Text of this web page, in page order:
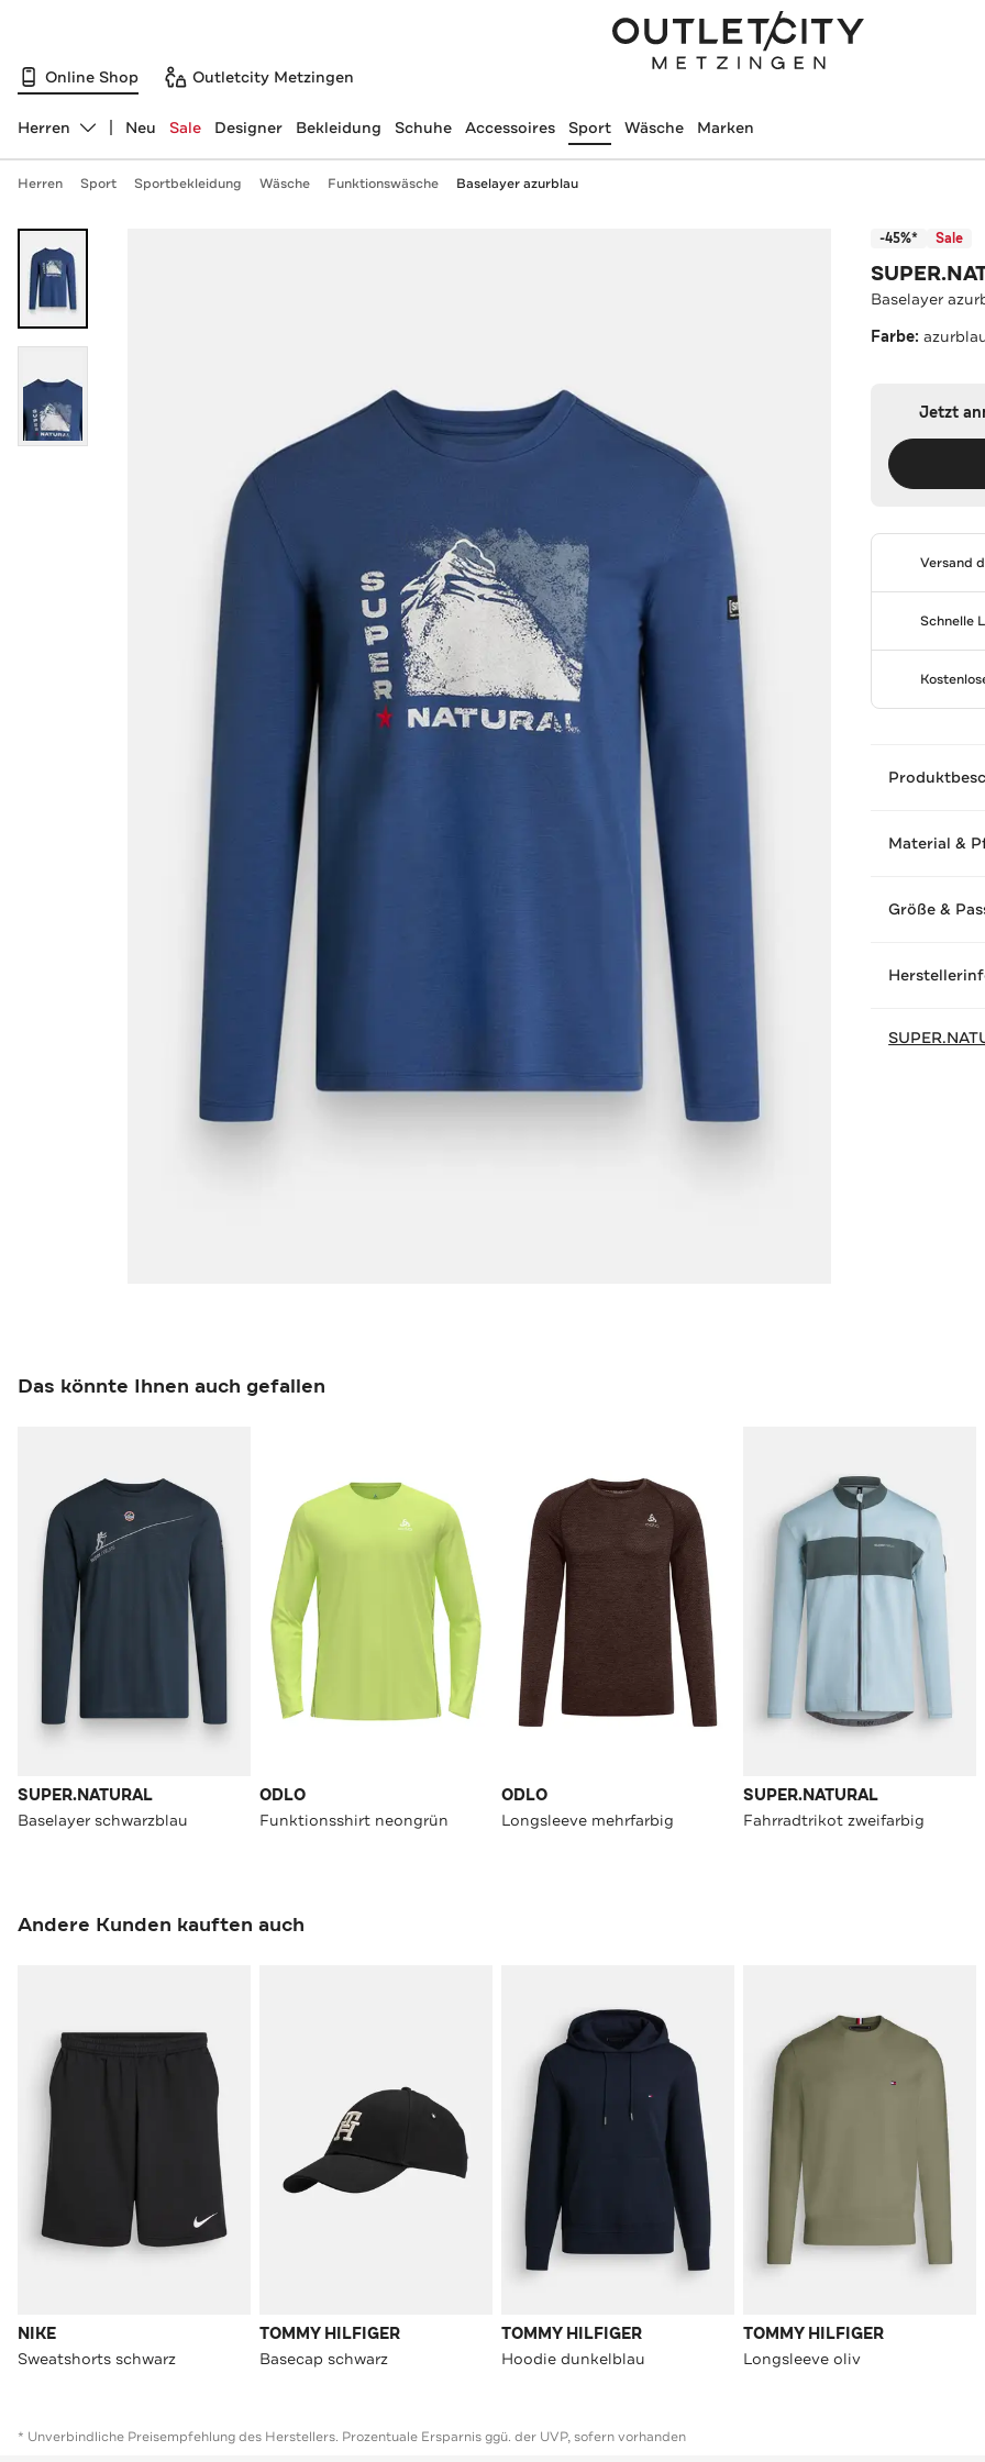
Online Shop Outletcity Metzingen
Abteilung ändern, ausgewählt:
Herren Neu Sale Designer Bekleidung Schuhe Accessoires Sport Wäsche Marken
Herren Sport Sportbekleidung Wäsche Funktionswäsche Baselayer azurblau
-45%* Sale
Baselayer
Farbe:
Jetzt
Versand
Schnelle
Material &
Größe &
Das könnte Ihnen auch gefallen
SUPER.NATURAL
Baselayer schwarzblau
ODLO
Funktionsshirt neongrün
ODLO
Longsleeve mehrfarbig
SUPER.NATURAL
Fahrradtrikot zweifarbig
Andere Kunden kauften auch
NIKE
Sweatshorts schwarz
TOMMY HILFIGER
Basecap schwarz
TOMMY HILFIGER
Hoodie dunkelblau
TOMMY HILFIGER
Longsleeve oliv
* Unverbindliche Preisempfehlung des Herstellers. Prozentuale Ersparnis ggü. der UVP, sofern vorhanden